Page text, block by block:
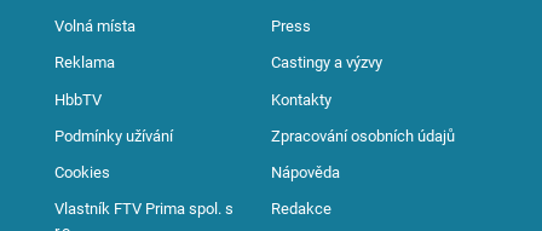
Volná místa Press
Reklama Castingy a výzvy
HbbTV Kontakty
Podmínky užívání Zpracování osobních údajů
Cookies Nápověda
Vlastník FTV Prima spol. s
Redakce